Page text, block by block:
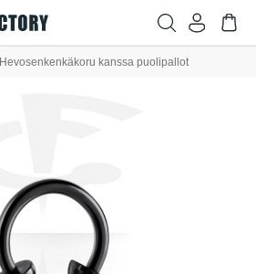
Hevosenkenkäkoru kanssa puolipallot